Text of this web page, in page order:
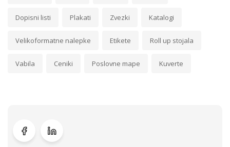
Dopisni listi Plakati Zvezki Katalogi
Velikoformatne nalepke Etikete Roll up stojala
Vabila Ceniki Poslovne mape Kuverte